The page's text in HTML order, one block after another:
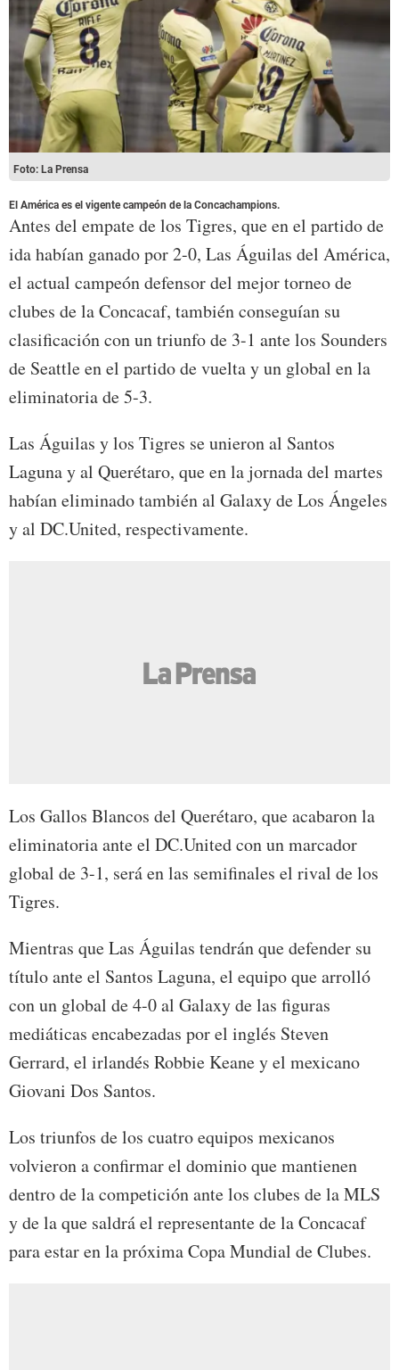
Foto: La Prensa
El América es el vigente campeón de la Concachampions.
Antes del empate de los Tigres, que en el partido de
ida habían ganado por 2-0, Las Águilas del América,
el actual campeón defensor del mejor torneo de
clubes de la Concacaf, también conseguían su
clasificación con un triunfo de 3-1 ante los Sounders
de Seattle en el partido de vuelta y un global en la
eliminatoria de 5-3.
Las Águilas y los Tigres se unieron al Santos
Laguna y al Querétaro, que en la jornada del martes
habían eliminado también al Galaxy de Los Ángeles
y al DC.United, respectivamente.
Los Gallos Blancos del Querétaro, que acabaron la
eliminatoria ante el DC.United con un marcador
global de 3-1, será en las semifinales el rival de los
Tigres.
Mientras que Las Águilas tendrán que defender su
título ante el Santos Laguna, el equipo que arrolló
con un global de 4-0 al Galaxy de las figuras
mediáticas encabezadas por el inglés Steven
Gerrard, el irlandés Robbie Keane y el mexicano
Giovani Dos Santos.
Los triunfos de los cuatro equipos mexicanos
volvieron a confirmar el dominio que mantienen
dentro de la competición ante los clubes de la MLS
y de la que saldrá el representante de la Concacaf
para estar en la próxima Copa Mundial de Clubes.